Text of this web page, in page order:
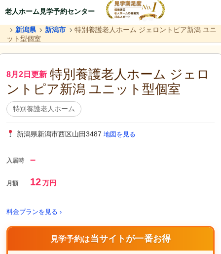
老人ホーム見学予約センター
新潟県 新潟市
特別養護老人ホーム ジェロントピア新潟 ユニ
ット型個室
8月2日更新 特別養護老人ホーム ジェロ
ントピア新潟 ユニット型個室
特別養護老人ホーム
新潟県新潟市西区山田3487 地図を見る
入居時 –
月額 12万円
料金プランを見る ›
見学予約は当サイトが一番お得